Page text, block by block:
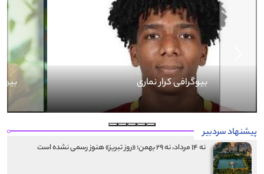
بیوگرافی کرار نماری
Previous
Next
پیشنهاد سردبیر
نه ۱۴ مرداد، نه ۲۹ بهمن؛ «روز تبریز» هنوز رسمی نشده است